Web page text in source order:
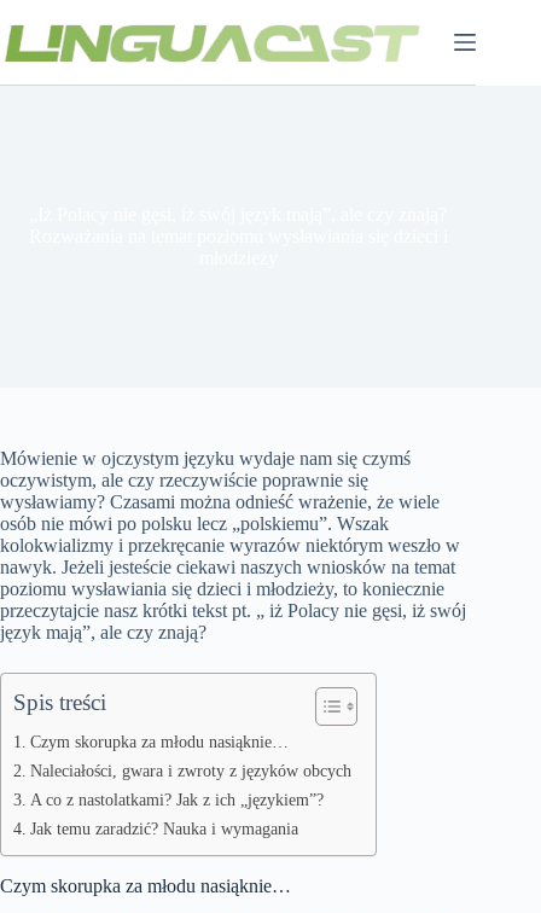
do
treści
Mówienie w ojczystym języku wydaje nam się czymś
oczywistym, ale czy rzeczywiście poprawnie się
wysławiamy? Czasami można odnieść wrażenie, że wiele
osób nie mówi po polsku lecz „polskiemu”. Wszak
kolokwializmy i przekręcanie wyrazów niektórym weszło w
nawyk. Jeżeli jesteście ciekawi naszych wniosków na temat
poziomu wysławiania się dzieci i młodzieży, to koniecznie
przeczytajcie nasz krótki tekst pt. „ iż Polacy nie gęsi, iż swój
język mają”, ale czy znają?
Spis treści
Czym skorupka za młodu nasiąknie…
Naleciałości, gwara i zwroty z języków obcych
A co z nastolatkami? Jak z ich „językiem”?
Jak temu zaradzić? Nauka i wymagania
Czym skorupka za młodu nasiąknie…